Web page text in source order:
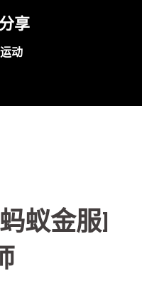
享
动
蚁金服]